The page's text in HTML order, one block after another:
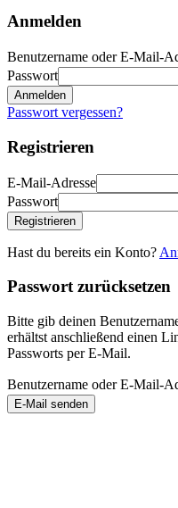
Anmelden
Benutzername oder E-Mail-
Passwort
Anmelden
Passwort vergessen?
Registrieren
E-Mail-Adresse
Passwort
Registrieren
Hast du bereits ein Konto?
Passwort zurücksetzen
Bitte gib deinen
erhältst anschließend einen
Passworts per E-Mail.
Benutzername oder E-Mail-
E-Mail senden